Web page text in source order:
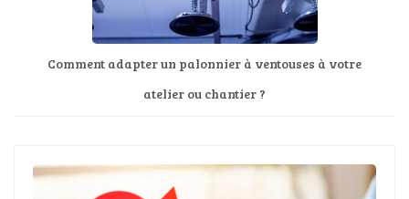
Comment adapter un palonnier à ventouses à votre
atelier ou chantier ?